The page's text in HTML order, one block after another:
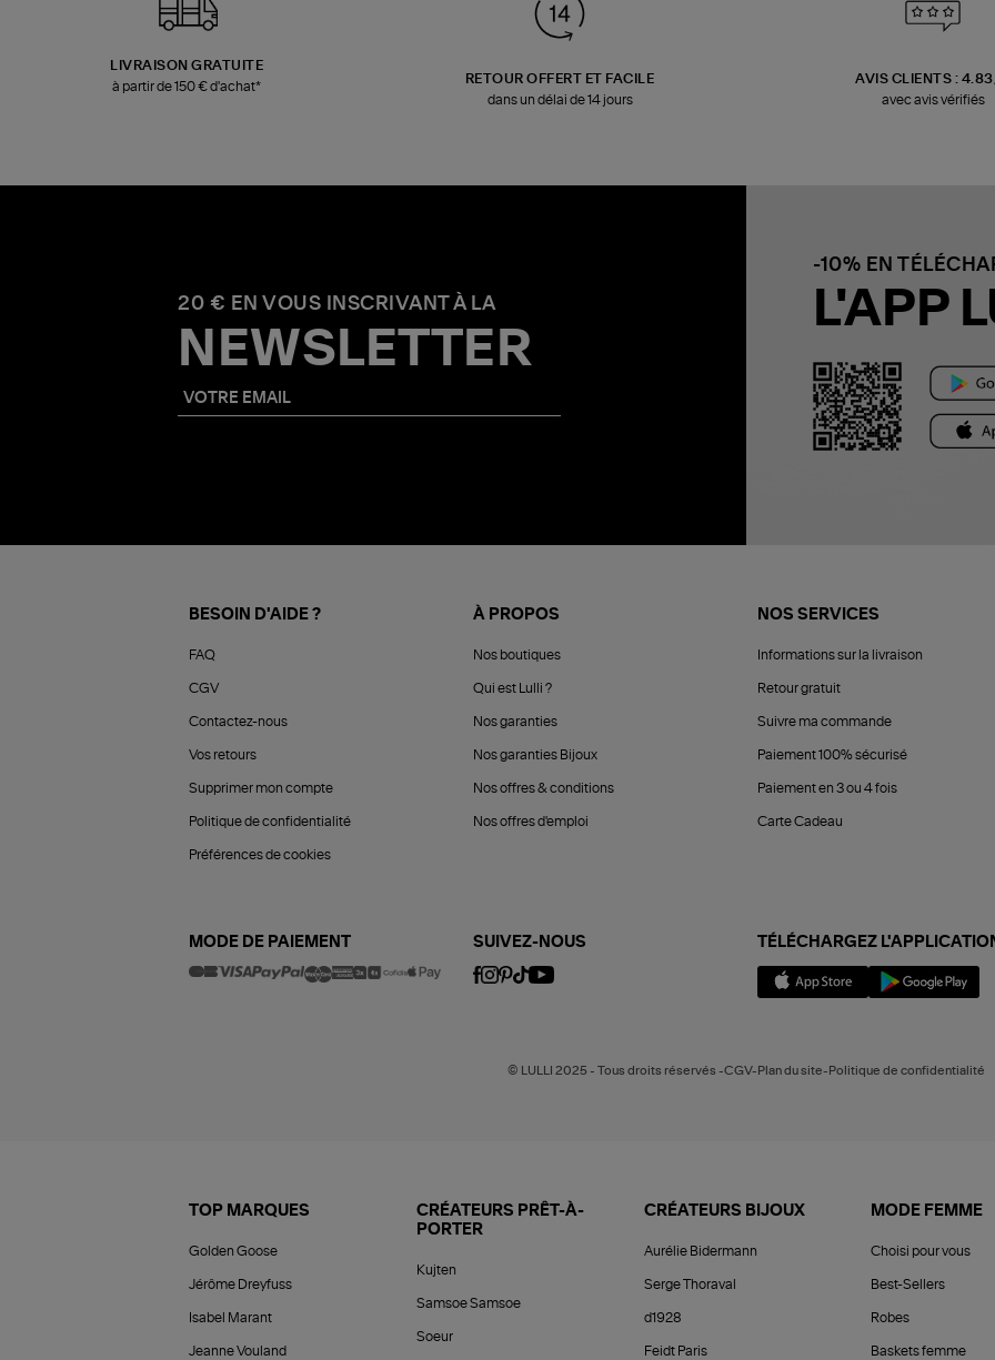
LIVRAISON GRATUITE
à partir de 150 € d'achat*
RETOUR OFFERT ET FACILE
dans un délai de 14 jours
AVIS CLIENTS :
avec avis vérifiés
20 € EN VOUS INSCRIVANT À LA
NEWSLETTER
-10% EN
L'APP
BESOIN D'AIDE ?
FAQ
CGV
Contactez-nous
Vos retours
Supprimer mon compte
Politique de confidentialité
Préférences de cookies
À PROPOS
Nos boutiques
Qui est Lulli ?
Nos garanties
Nos garanties Bijoux
Nos offres & conditions
Nos offres d'emploi
NOS SERVICES
Informations sur la livraison
Retour gratuit
Suivre ma commande
Paiement 100% sécurisé
Paiement en 3 ou 4 fois
Carte Cadeau
MODE DE PAIEMENT SUIVEZ-NOUS TÉLÉCHARGEZ
© LULLI 2025 - Tous droits réservés -CGV-Plan du site-Politique de confidentialité
TOP MARQUES
Golden Goose
Jérôme Dreyfuss
Isabel Marant
Jeanne Vouland
CRÉATEURS PRÊT-À-
PORTER
Kujten
Samsoe Samsoe
Soeur
CRÉATEURS BIJOUX
Aurélie Bidermann
Serge Thoraval
d1928
Feidt Paris
MODE FEMME
Choisi pour vous
Best-Sellers
Robes
Baskets femme